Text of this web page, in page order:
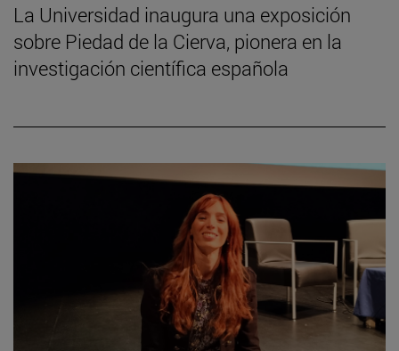
La Universidad inaugura una exposición
sobre Piedad de la Cierva, pionera en la
investigación científica española